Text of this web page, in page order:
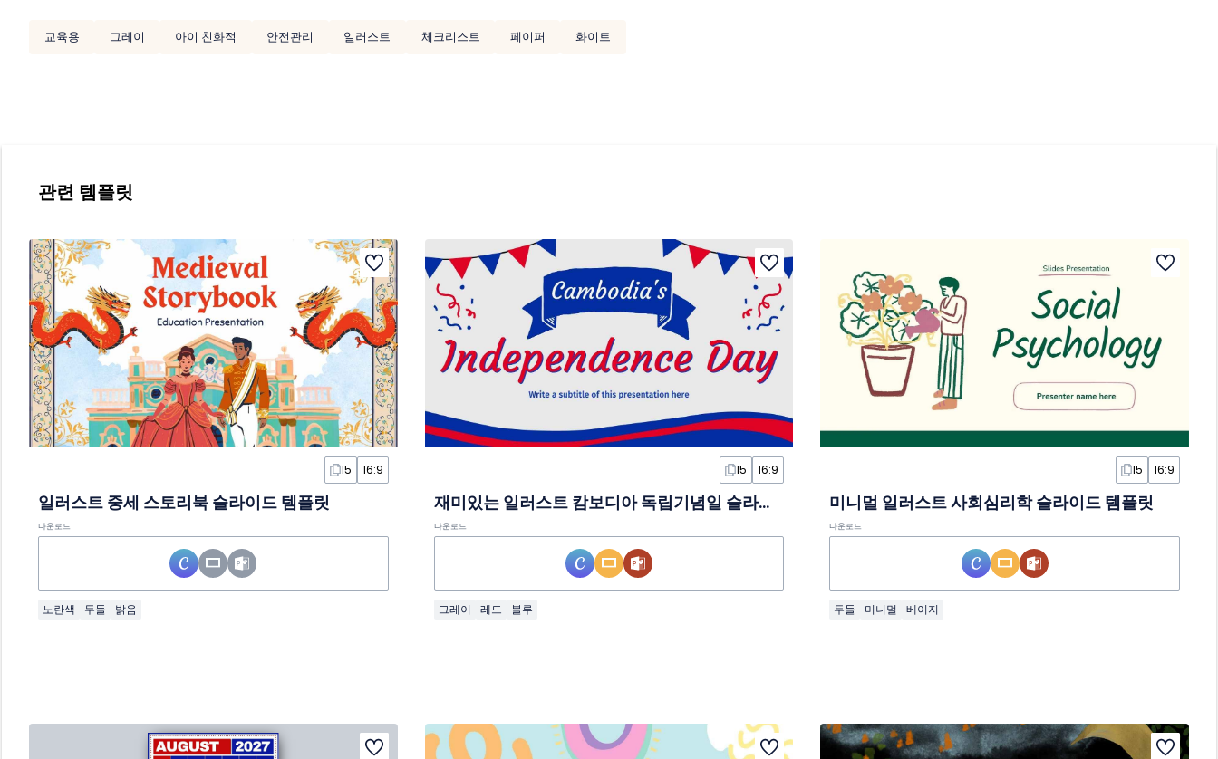
교육용 그레이 아이 친화적 안전관리 일러스트 체크리스트 페이퍼 화이트
관련 템플릿
15 16:9
일러스트 중세 스토리북 슬라이드 템플릿
다운로드
노란색 두들 밝음
15 16:9
재미있는 일러스트 캄보디아 독립기념일 슬라이드 템플릿
다운로드
그레이 레드 블루
15 16:9
미니멀 일러스트 사회심리학 슬라이드 템플릿
다운로드
두들 미니멀 베이지